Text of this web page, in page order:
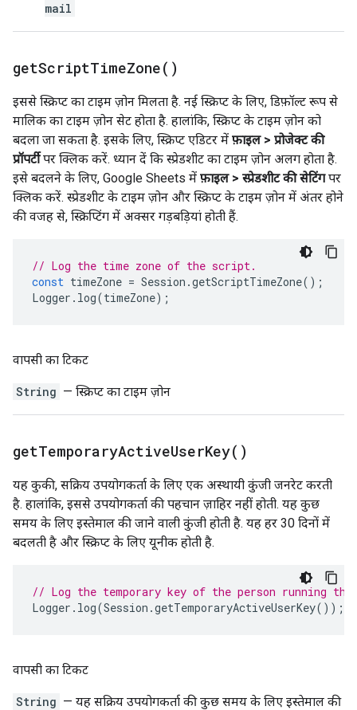
mail
getScriptTimeZone( )
इससे स्क्रिप्ट का टाइम ज़ोन मिलता है. नई स्क्रिप्ट के लिए, डिफ़ॉल्ट रूप से
मालिक का टाइम ज़ोन सेट होता है. हालांकि, स्क्रिप्ट के टाइम ज़ोन को
बदला जा सकता है. इसके लिए, स्क्रिप्ट एडिटर में फ़ाइल > प्रोजेक्ट की
प्रॉपर्टीपर क्लिक करें. ध्यान दें कि स्प्रेडशीट का टाइम ज़ोन अलग होता है.
इसे बदलने के लिए, Google Sheets में फ़ाइल > स्प्रेडशीट की सेटिंगपर
क्लिक करें. स्प्रेडशीट के टाइम ज़ोन और स्क्रिप्ट के टाइम ज़ोन में अंतर होने
की वजह से, स्क्रिप्टिंग में अक्सर गड़बड़ियां होती हैं.
// Log the time zone of the script.
const timeZone = Session .getScriptTimeZone();
Logger . log(timeZone);
वापसी का टिकट
String — स्क्रिप्ट का टाइम ज़ोन
getTemporaryActiveUserKey( )
यह कुकी, सक्रिय उपयोगकर्ता के लिए एक अस्थायी कुंजी जनरेट करती
है. हालांकि, इससे उपयोगकर्ता की पहचान ज़ाहिर नहीं होती. यह कुछ
समय के लिए इस्तेमाल की जाने वाली कुंजी होती है. यह हर 30 दिनों में
बदलती है और स्क्रिप्ट के लिए यूनीक होती है.
// Log the temporary key of the person running
Logger . log(Session .getTemporaryActiveUserKey());
वापसी का टिकट
String — यह सक्रिय उपयोगकर्ता की कुछ समय के लिए इस्तेमाल की